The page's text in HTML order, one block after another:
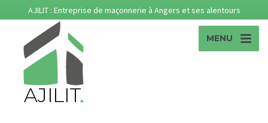
AJILIT : Entreprise de maçonnerie à Angers et ses alentours
MENU